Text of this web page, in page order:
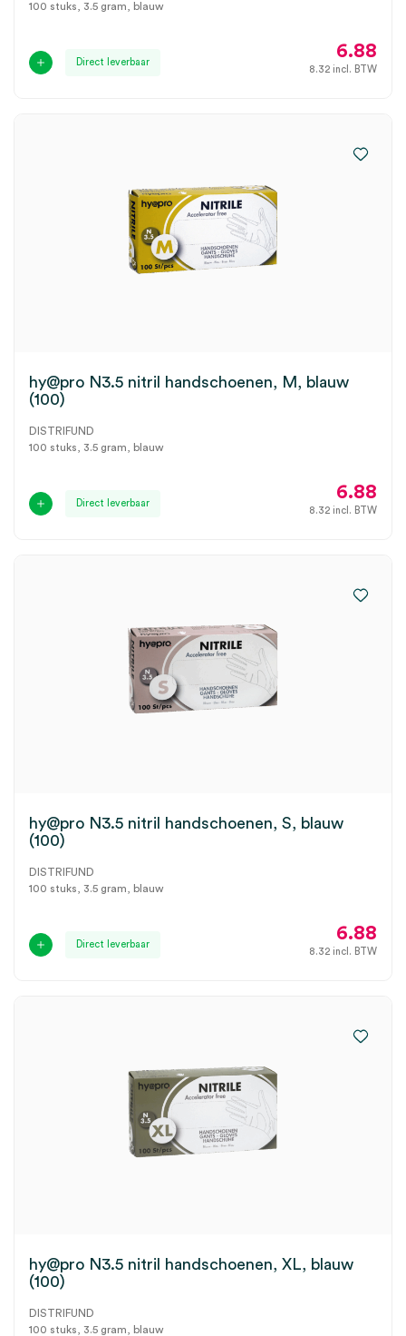
100 stuks, 3.5 gram, blauw
Direct leverbaar
6.88
8.32 incl. BTW
hy@pro N3.5 nitril handschoenen, M, blauw
(100)
DISTRIFUND
100 stuks, 3.5 gram, blauw
Direct leverbaar
6.88
8.32 incl. BTW
hy@pro N3.5 nitril handschoenen, S, blauw
(100)
DISTRIFUND
100 stuks, 3.5 gram, blauw
Direct leverbaar
6.88
8.32 incl. BTW
hy@pro N3.5 nitril handschoenen, XL, blauw
(100)
DISTRIFUND
100 stuks, 3.5 gram, blauw